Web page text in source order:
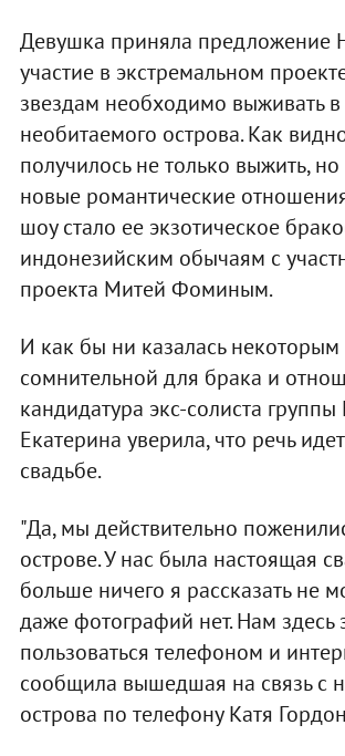
Девушка приняла предложение
участие в экстремальном
звездам необходимо выживать в
необитаемого острова. Как
получилось не только выжить, но
новые романтические
шоу стало ее экзотическое
индонезийским обычаям с
проекта Митей Фоминым.
И как бы ни казалась некоторым
сомнительной для брака и
кандидатура экс-солиста группы
Екатерина уверила, что речь
свадьбе.
"Да, мы действительно
острове. У нас была настоящая
больше ничего я рассказать не
даже фотографий нет. Нам здесь
пользоваться телефоном и
сообщила вышедшая на связь с
острова по телефону Катя